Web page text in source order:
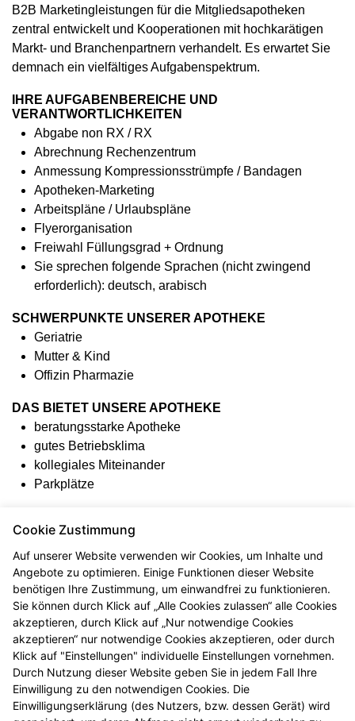
B2B Marketingleistungen für die Mitgliedsapotheken
zentral entwickelt und Kooperationen mit hochkarätigen
Markt- und Branchenpartnern verhandelt. Es erwartet Sie
demnach ein vielfältiges Aufgabenspektrum.
IHRE AUFGABENBEREICHE UND
VERANTWORTLICHKEITEN
Abgabe non RX / RX
Abrechnung Rechenzentrum
Anmessung Kompressionsstrümpfe / Bandagen
Apotheken-Marketing
Arbeitspläne / Urlaubspläne
Flyerorganisation
Freiwahl Füllungsgrad + Ordnung
Sie sprechen folgende Sprachen (nicht zwingend
erforderlich): deutsch, arabisch
SCHWERPUNKTE UNSERER APOTHEKE
Geriatrie
Mutter & Kind
Offizin Pharmazie
DAS BIETET UNSERE APOTHEKE
beratungsstarke Apotheke
gutes Betriebsklima
kollegiales Miteinander
Parkplätze
Gewinnendes Wesen, Empathie, Fingerspitzengefühl
Hohe Sozialkompetenz und Teamfähigkeit
Initiativ und gestaltend
WAS WIR BIETEN
Bezahlung 10 Prozent über Tarif
13. Monatsgehalt
E-Bike
INTERESSE?
Ihre vollständigen Bewerbungsunterlagen senden Sie bitte
Cookie Zustimmung
Auf unserer Website verwenden wir Cookies, um Inhalte und
Angebote zu optimieren. Einige Funktionen dieser Website
benötigen Ihre Zustimmung, um einwandfrei zu funktionieren.
Sie können durch Klick auf „Alle Cookies zulassen“ alle Cookies
akzeptieren, durch Klick auf „Nur notwendige Cookies
akzeptieren“ nur notwendige Cookies akzeptieren, oder durch
Klick auf "Einstellungen" individuelle Einstellungen vornehmen.
Durch Nutzung dieser Website geben Sie in jedem Fall Ihre
Einwilligung zu den notwendigen Cookies. Die
Einwilligungserklärung (des Nutzers, bzw. dessen Gerät) wird